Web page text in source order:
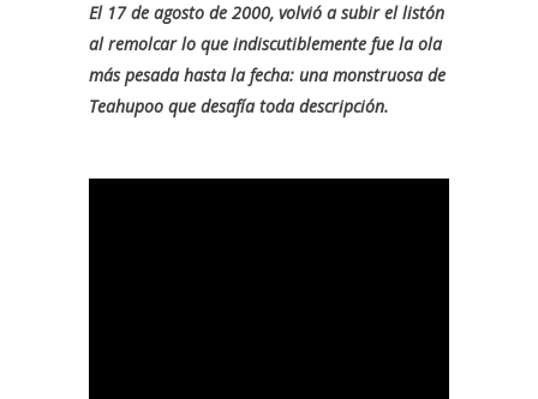
El 17 de agosto de 2000, volvió a subir el listón
al remolcar lo que indiscutiblemente fue la ola
más pesada hasta la fecha: una monstruosa de
Teahupoo que desafía toda descripción.